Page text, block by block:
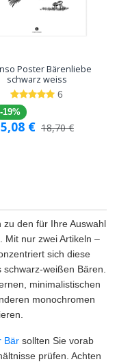
Poster Bärenliebe
schwarz weiss
6
-19%
€ 18,70€
zu den für Ihre Auswahl
Mit nur zwei Artikeln –
sich diese
weißen Bären.
minimalistischen
monochromen
Bär sollten Sie vorab
prüfen. Achten